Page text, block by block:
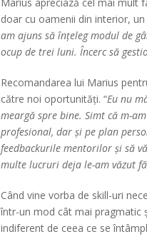
doar cu oamenii din interior,
am ajuns să înțeleg modul de
ocup de trei luni. Încerc să
Recomandarea lui Marius
către noi oportunități. “Eu nu
meargă spre bine. Simt că m-
profesional, dar și pe plan
feedbackurile mentorilor și să
multe lucruri deja le-am văzut
Când vine vorba de skill-uri
într-un mod cât mai pragmatic
indiferent de ceea ce se